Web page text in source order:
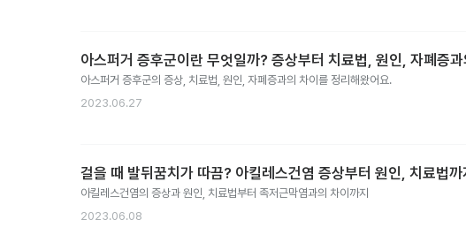
아스퍼거 증후군이란 무엇일까? 증상부터 치료법, 원인, 자폐증과
아스퍼거 증후군의 증상, 치료법, 원인, 자폐증과의 차이를 정리해왔어요.
2023.06.27
걸을 때 발뒤꿈치가 따끔? 아킬레스건염 증상부터 원인, 치료법까
아킬레스건염의 증상과 원인, 치료법부터 족저근막염과의 차이까지
2023.06.08